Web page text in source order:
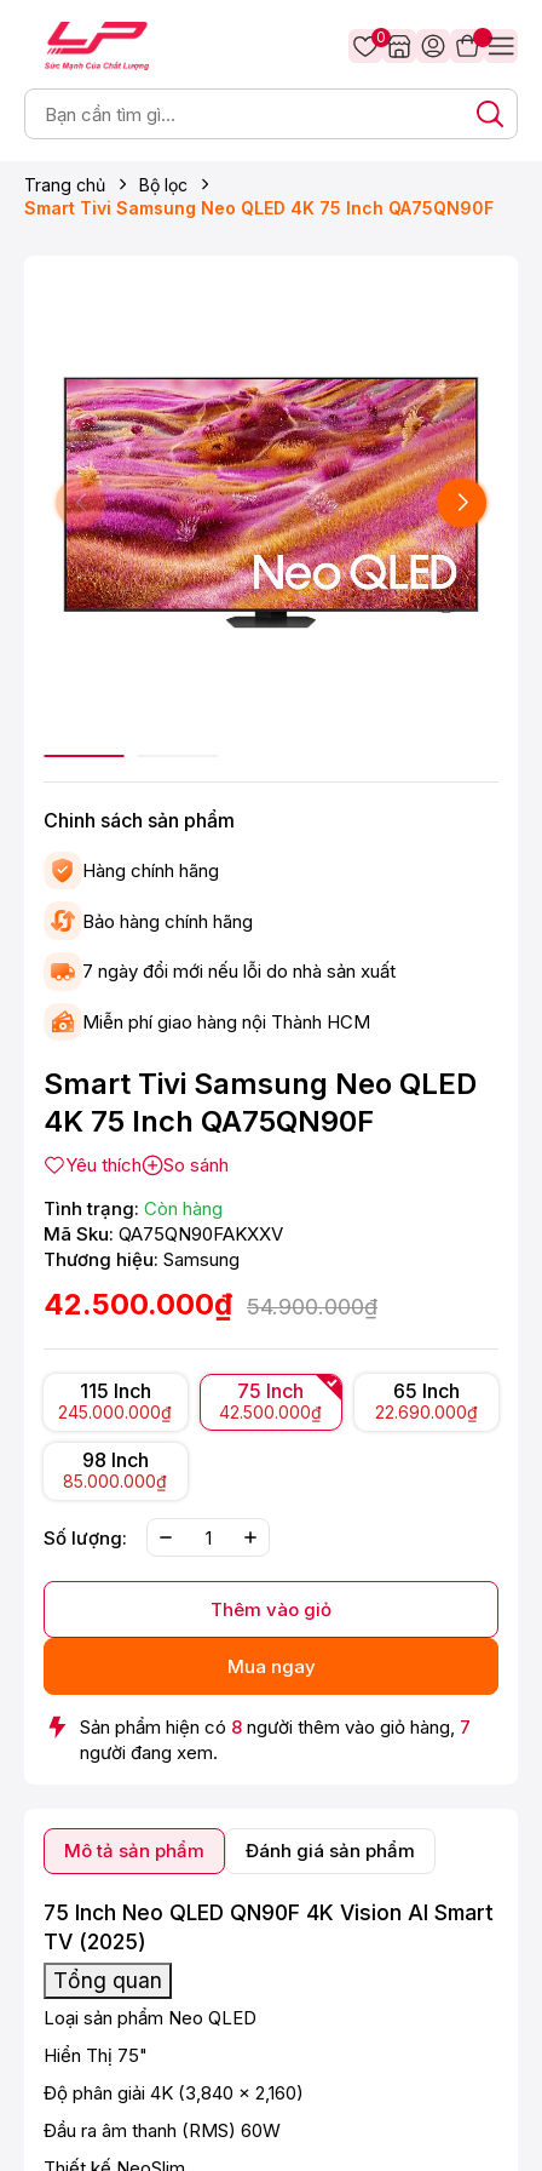
0
Trang chủ
Bộ lọc
Smart Tivi Samsung Neo QLED 4K 75 Inch QA75QN90F
Chinh sách sản phẩm
Hàng chính hãng
Bảo hàng chính hãng
7 ngày đổi mới nếu lỗi do nhà sản xuất
Miễn phí giao hàng nội Thành HCM
Smart Tivi Samsung Neo QLED
4K 75 Inch QA75QN90F
Yêu thích
So sánh
Tình trạng: Còn hàng
Mã Sku: QA75QN90FAKXXV
Thương hiệu: Samsung
42.500.000₫ 54.900.000₫
115 Inch
245.000.000₫
75 Inch
42.500.000₫
65 Inch
22.690.000₫
98 Inch
85.000.000₫
Số lượng:
Thêm vào giỏ
Mua ngay
Sản phẩm hiện có 8 người thêm vào giỏ hàng, 7
người đang xem.
Mô tả sản phẩm Đánh giá sản phẩm
75 Inch Neo QLED QN90F 4K Vision AI Smart
TV (2025)
Tổng quan
Loại sản phẩm Neo QLED
Hiển Thị 75"
Độ phân giải 4K (3,840 x 2,160)
Đầu ra âm thanh (RMS) 60W